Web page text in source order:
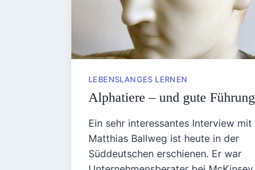
LEBENSLANGES LERNEN
Alphatiere – und gute Führung
Ein sehr interessantes Interview mit
Matthias Ballweg ist heute in der
Süddeutschen erschienen. Er war